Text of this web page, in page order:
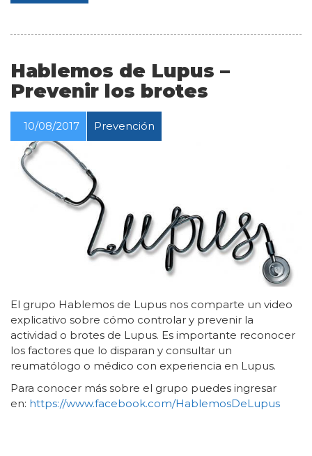
Hablemos de Lupus –
Prevenir los brotes
10/08/2017 Prevención
El grupo Hablemos de Lupus nos comparte un video
explicativo sobre cómo controlar y prevenir la
actividad o brotes de Lupus. Es importante reconocer
los factores que lo disparan y consultar un
reumatólogo o médico con experiencia en Lupus.
Para conocer más sobre el grupo puedes ingresar
en: https://www.facebook.com/HablemosDeLupus